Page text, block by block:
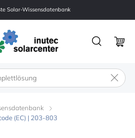
Solar-Wissensdatenbank
(EC) | 203-803